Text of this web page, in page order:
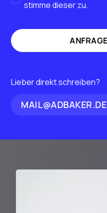
stimme dieser zu.
Lieber direkt schreiben?
MAIL@ADBAKER.DE